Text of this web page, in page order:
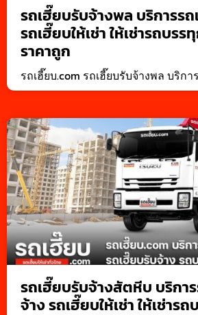
รถเฮี๊ยบรับจ้างพล บริการร
รถเฮี๊ยบให้เช่า ให้เช่ารถบรร
ราคาถูก
รถเฮี๊ยบ.com รถเฮี๊ยบรับจ้างพล บริกา
รถเฮี๊ยบรับจ้างสัตหีบ บริกา
จ้าง รถเฮี๊ยบให้เช่า ให้เช่าร